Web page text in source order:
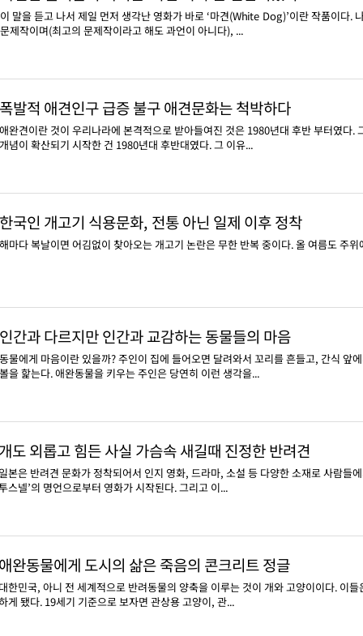
이 말을 듣고 나서 제일 먼저 생각난 영화가 바로 ‘마견(White Dog)’이란 작품이다.
문제작이며(최고의 문제작이라고 해도 과언이 아니다), ...
폭발적 애견인구 급증 불구 애견문화는 척박하다
애완견이란 것이 우리나라에 본격적으로 받아들여진 것은 1980년대 후반 부터였다
개념이 확산되기 시작한 건 1980년대 후반대였다. 그 이유...
한국인 개고기 식용문화, 전통 아닌 일제 이후 정착
마다 복날이면 어김없이 찾아오는 개고기 논란은 무한 반복 중이다. 올 여름도 주
간과 다르지만 인간과 교감하는 동물들의 마음
물에게 마음이란 있을까? 주인이 집에 들어오면 달려와서 꼬리를 흔들고, 간식 앞
을 핥는다. 애완동물을 키우는 주인은 당연히 이런 생각을...
도 외롭고 힘든 사실 가슴속 새길때 진정한 반려견
본은 반려견 문화가 정착되어서 인지 영화, 드라마, 소설 등 다양한 소재로 사람들
스넬’의 명언으로부터 영화가 시작된다. 그리고 이...
완동물에게 도시의 삶은 죽음의 콘크리트 정글
한민국, 아니 전 세계적으로 반려동물의 양축을 이루는 것이 개와 고양이이다. 이
게 됐다. 19세기 기준으로 보자면 관상용 고양이, 관...